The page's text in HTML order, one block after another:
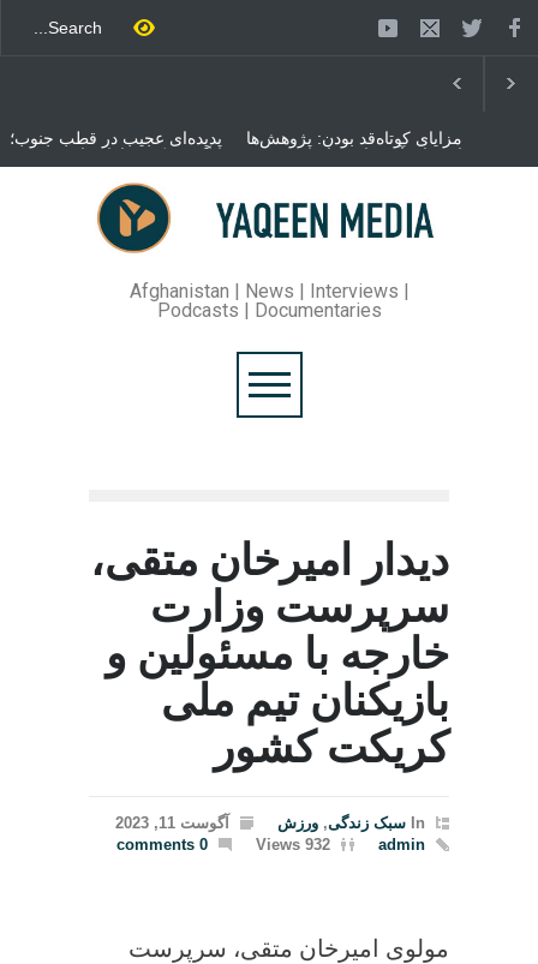
پدیده‌ای عجیب در قطب جنوب؛
پنگوئنی که هزاران بار در روز
می‌خوابد
مزایای کوتاه‌قد بودن: پژوهش‌ها
از فواید آن برای سلامتی
می‌گویند
محمدباقر قالیباف، رئیس
مجلس ایران، با انتقاد تند از
سیاست‌های دونالد ترمپ اعلام
کرد که واشنگتن تلاش دارد با
روند گفتگوها را از مسیر
مذاکره به سمت تسلیم سوق
دهد.
Afghanistan | News | Interviews |
Podcasts | Documentaries
دیدار امیرخان متقی،
سرپرست وزارت
خارجه با مسئولین و
بازیکنان تیم ملی
کریکت کشور
In سبک زندگی, ورزش
آگوست 11, 2023
admin
932 Views
0 comments
مولوی امیرخان متقی، سرپرست